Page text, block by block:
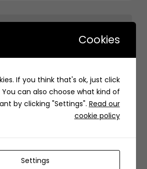
Two Pieces Shawerma | شاورما قطعتين
Al-Manar, Jeddah Saudi Arabia
Cookies
If you think that's ok, just click
can also choose what kind of
by clicking "Settings". Read our
cookie policy
Settings